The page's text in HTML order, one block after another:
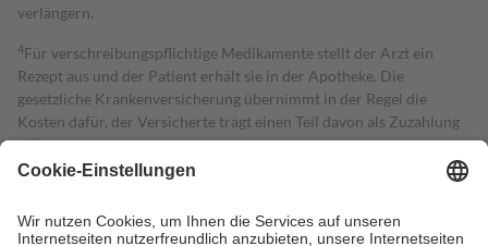
verlängern.
4Für verschreibungspflichtige Medikamente stellt der Arzt ein
Rezept aus und der Patient erhält sie in der Apotheke. Die
gesetzliche Krankenversicherung übernimmt in der Regel die
Kosten dafür, der Versicherte trägt einen Teil davon als Zuzahlung
mit.
Grundsätzlich leisten Mitglieder Zuzahlungen in Höhe von zehn
höchstens zehn Euro.
Es sind jedoch nie mehr als die tatsächlichen
Kosten der Leistung zu entrichten.